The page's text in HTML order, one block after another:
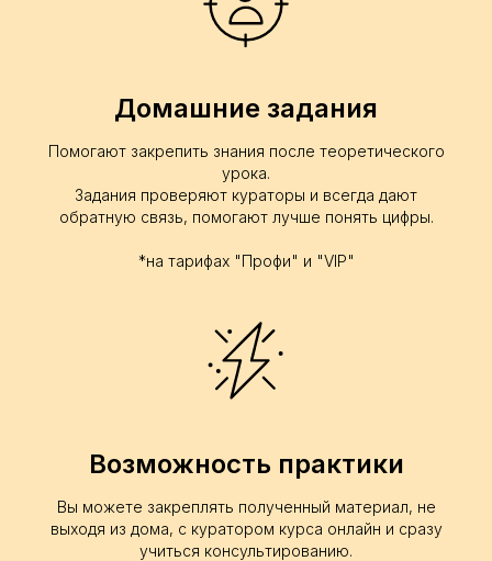
Домашние задания
Помогают закрепить знания после теоретического
урока.
Задания проверяют кураторы и всегда дают
обратную связь, помогают лучше понять цифры.
*на тарифах "Профи" и "VIP"
Возможность практики
Вы можете закреплять полученный материал, не
выходя из дома, с куратором курса онлайн и сразу
учиться консультированию.